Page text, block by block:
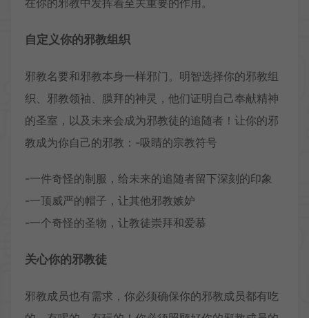
在你的邪教中发挥着至关重要的作用。
自定义你的邪教组织
邪教名要和邪教本身一样邪门。明智选择你的邪教组
织、邪教领袖、膜拜的神灵，他们证明自己奉献精神
的圣室，以及未来会成为邪教徒的追随者！让你的邪
教成为你自己的邪教：-吸睛的宗教符号
-一件奇怪的制服，给未来的追随者留下深刻的印象
-一顶威严的帽子，让其他邪教嫉妒
-一个奇怪的圣物，让教徒崇拜和爱慕
关心你的邪教徒
邪教成员也有需求，你必须确保你的邪教成员都有吃